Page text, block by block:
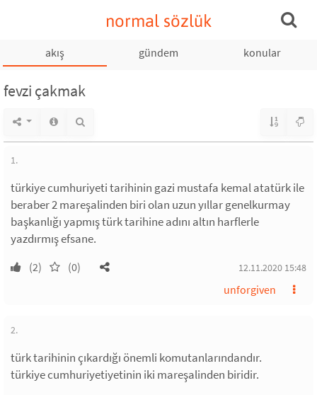
normal sözlük
akış gündem konular
fevzi çakmak
1.
türkiye cumhuriyeti tarihinin gazi mustafa kemal atatürk ile
beraber 2 mareşalinden biri olan uzun yıllar genelkurmay
başkanlığı yapmış türk tarihine adını altın harflerle
yazdırmış efsane.
(2) (0) 12.11.2020 15:48
unforgiven
2.
türk tarihinin çıkardığı önemli komutanlarındandır.
türkiye cumhuriyetiyetinin iki mareşalinden biridir.